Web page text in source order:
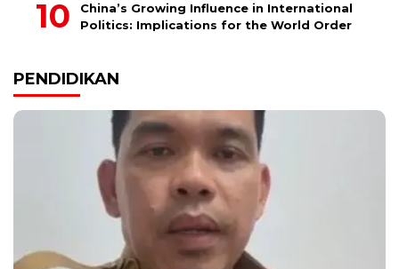
China’s Growing Influence in International
Politics: Implications for the World Order
PENDIDIKAN